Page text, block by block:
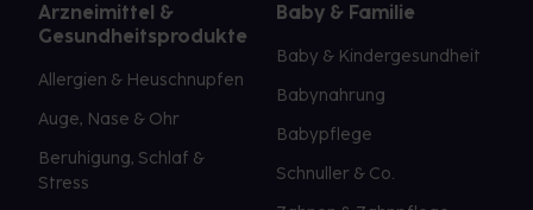
Arzneimittel &
Gesundheitsprodukte
Allergien & Heuschnupfen
Auge, Nase & Ohr
Beruhigung, Schlaf &
Stress
Baby & Familie
Baby & Kindergesundheit
Babynahrung
Babypflege
Schnuller & Co.